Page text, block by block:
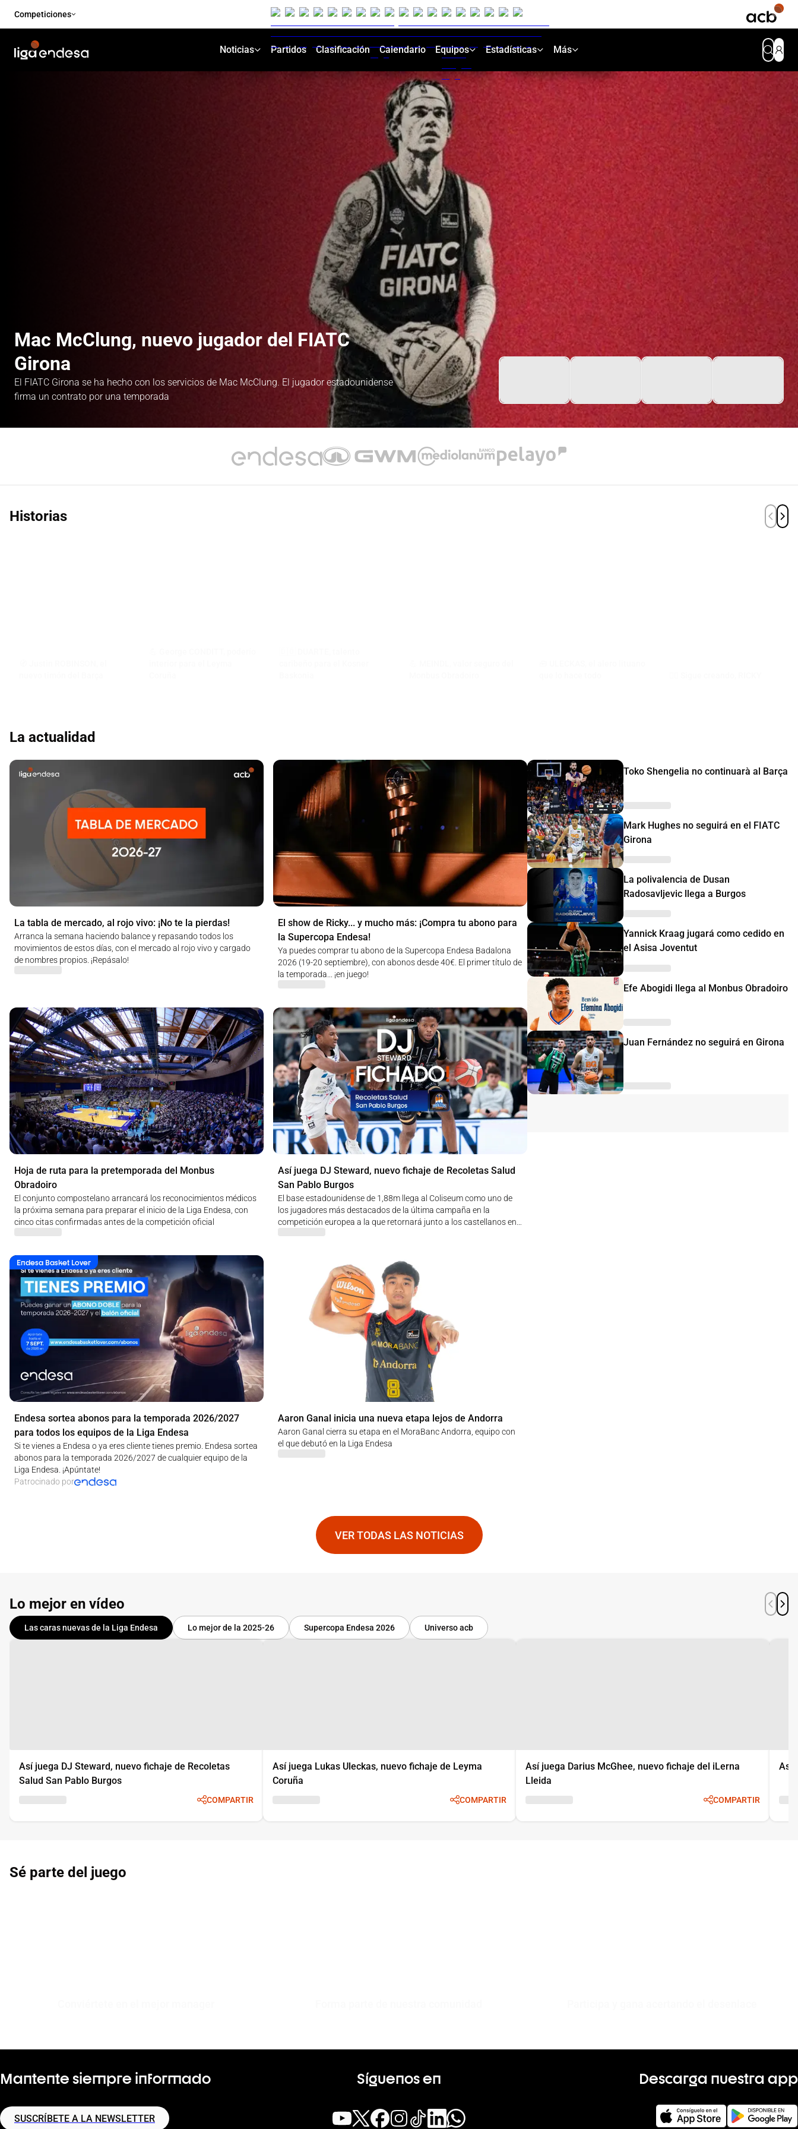
Competiciones
Noticias Partidos Clasificación Calendario Equipos Estadísticas Más
Mac McClung, nuevo jugador del FIATC
Girona
El FIATC Girona se ha hecho con los servicios de Mac McClung. El jugador estadounidense
firma un contrato por una temporada
Historias
La actualidad
La tabla de mercado, al rojo vivo: ¡No te la pierdas!
Arranca la semana haciendo balance y repasando todos los
movimientos de estos días, con el mercado al rojo vivo y cargado
de nombres propios. ¡Repásalo!
El show de Ricky... y mucho más: ¡Compra tu abono para
la Supercopa Endesa!
Ya puedes comprar tu abono de la Supercopa Endesa Badalona
2026 (19-20 septiembre), con abonos desde 40€. El primer título de
la temporada... ¡en juego!
Hoja de ruta para la pretemporada del Monbus
Obradoiro
El conjunto compostelano arrancará los reconocimientos médicos
la próxima semana para preparar el inicio de la Liga Endesa, con
cinco citas confirmadas antes de la competición oficial
Así juega DJ Steward, nuevo fichaje de Recoletas Salud
San Pablo Burgos
El base estadounidense de 1,88m llega al Coliseum como uno de
los jugadores más destacados de la última campaña en la
competición europea a la que retornará junto a los castellanos en
Endesa Basket Lover
Endesa sortea abonos para la temporada 2026/2027
para todos los equipos de la Liga Endesa
Si te vienes a Endesa o ya eres cliente tienes premio. Endesa sortea
abonos para la temporada 2026/2027 de cualquier equipo de la
Liga Endesa. ¡Apúntate!
Patrocinado por
Aaron Ganal inicia una nueva etapa lejos de Andorra
Aaron Ganal cierra su etapa en el MoraBanc Andorra, equipo con
el que debutó en la Liga Endesa
Toko Shengelia no continuarà al Barça
Mark Hughes no seguirá en el FIATC
Girona
La polivalencia de Dusan
Radosavljevic llega a Burgos
Yannick Kraag jugará como cedido en
el Asisa Joventut
Efe Abogidi llega al Monbus Obradoiro
Juan Fernández no seguirá en Girona
VER TODAS LAS NOTICIAS
Lo mejor en vídeo
Las caras nuevas de la Liga Endesa Lo mejor de la 2025-26 Supercopa Endesa 2026 Universo acb
Así juega DJ Steward, nuevo fichaje de Recoletas
Salud San Pablo Burgos
COMPARTIR
Así juega Lukas Uleckas, nuevo fichaje de Leyma
Coruña
COMPARTIR
Así juega Darius McGhee, nuevo fichaje del iLerna
Lleida
COMPARTIR
Así
Sé parte del juego
Mantente siempre informado
SUSCRÍBETE A LA NEWSLETTER
Síguenos en Descarga nuestra app